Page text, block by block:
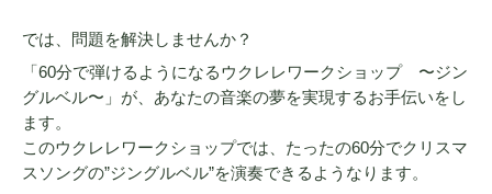
では、問題を解決しませんか？
「60分で弾けるようになるウクレレワークショップ 〜ジン
グルベル〜」が、あなたの音楽の夢を実現するお手伝いをし
ます。
このウクレレワークショップでは、たったの60分でクリスマ
スソングの”ジングルベル”を演奏できるようなります。